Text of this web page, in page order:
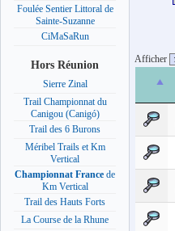
Foulée Sentier Littoral de
Sainte-Suzanne
CiMaSaRun
Hors Réunion
Sierre Zinal
Trail Championnat du
Canigou (Canigó)
Trail des 6 Burons
Méribel Trails et Km
Vertical
Championnat France de
Km Vertical
Trail des Hauts Forts
La Course de la Rhune
Afficher